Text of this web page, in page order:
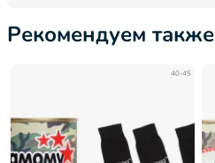
Рекомендуем также
40-45